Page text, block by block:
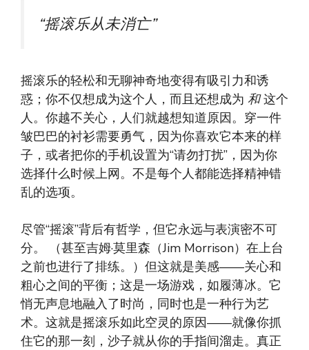
“摇滚乐从未消亡”
摇滚乐的轻松和无聊神奇地变得有吸引力和诱
惑；你不仅想成为这个人，而且还想成为 和这个
人。你越不关心，人们就越想知道原因。穿一件
皱巴巴的衬衫需要勇气，因为你喜欢它本来的样
子，或者把你的手机设置为“请勿打扰”，因为你
选择什么时候上网。不是每个人都能选择精神错
乱的选项。
尽管“摇滚”背后有哲学，但它永远与表演密不可
分。 （甚至吉姆·莫里森（Jim Morrison）在上台
之前也进行了排练。）但这就是美感——关心和
粗心之间的平衡；这是一场游戏，如履薄冰。它
悄无声息地融入了时尚，同时也是一种行为艺
术。这就是摇滚乐如此空灵的原因——就像你抓
住它的那一刻，沙子就从你的手指间溜走。真正